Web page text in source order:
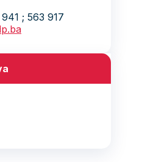
; 563 917